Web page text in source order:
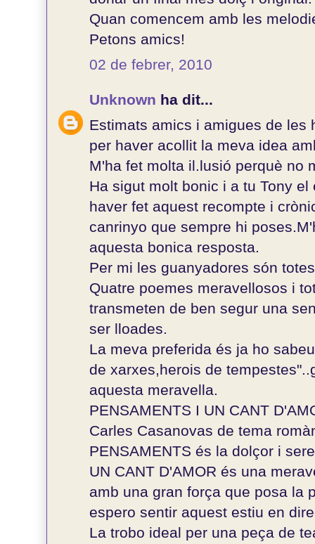
Quan comencem amb les
Petons amics!
02 de febrer, 2010
Unknown ha dit...
Estimats amics i amigues de les
per haver acollit la meva idea
M'ha fet molta il.lusió perquè no
Ha sigut molt bonic i a tu Tony
haver fet aquest recompte i
canrinyo que sempre hi
aquesta bonica resposta.
Per mi les guanyadores són
Quatre poemes meravellosos i
transmeten de ben segur una
ser lloades.
La meva preferida és ja ho
de xarxes,herois de
aquesta meravella.
PENSAMENTS I UN CANT
Carles Casanovas de tema
PENSAMENTS és la dolçor i
UN CANT D'AMOR és una
amb una gran força que posa la
espero sentir aquest estiu en
La trobo ideal per una peça de